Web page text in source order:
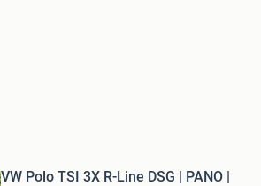
VW Polo TSI 3X R-Line DSG | PANO |